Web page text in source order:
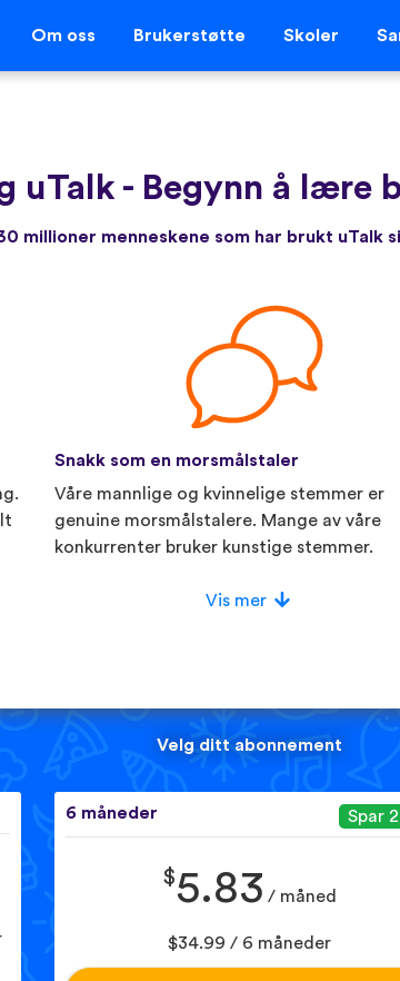
Om oss Brukerstøtte Skoler
uTalk - Begynn å lære
millioner menneskene som har brukt uTalk
Snakk som en morsmålstaler
Våre mannlige og kvinnelige stemmer er
genuine morsmålstalere. Mange av våre
konkurrenter bruker kunstige stemmer.
Vis mer
Velg ditt abonnement
6 måneder Spar
$5.83 / måned
$34.99 / 6 måneder